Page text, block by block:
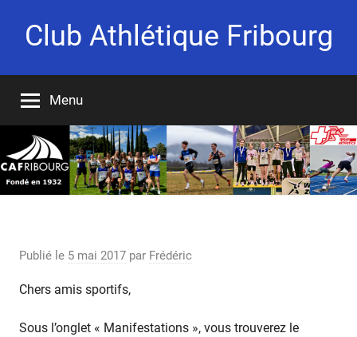
Club Athlétique Fribourg
1932
Menu
Publié le 5 mai 2017 par Frédéric
Chers amis sportifs,
Sous l’onglet « Manifestations », vous trouverez le